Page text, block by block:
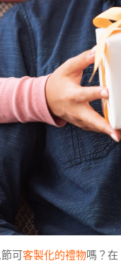
可客製化的禮物嗎？在